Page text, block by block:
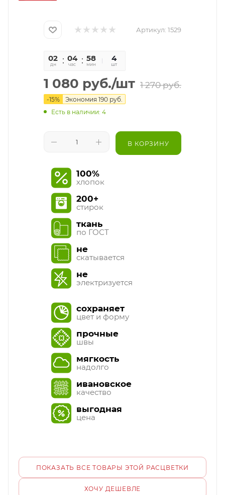
Артикул: 1529
02
дн
04
час
58
мин
43
сек
4
шт
1 080 руб./шт 1 270руб.
-15% Экономия 190 руб.
Есть в наличии: 4
В КОРЗИНУ
100%
хлопок
200+
стирок
ткань
по ГОСТ
не
скатывается
не
электризуется
сохраняет
цвет и форму
прочные
швы
мягкость
надолго
ивановское
качество
выгодная
цена
ПОКАЗАТЬ ВСЕ ТОВАРЫ ЭТОЙ РАСЦВЕТКИ
ХОЧУ ДЕШЕВЛЕ